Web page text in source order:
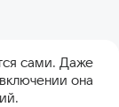
сами. Даже
она